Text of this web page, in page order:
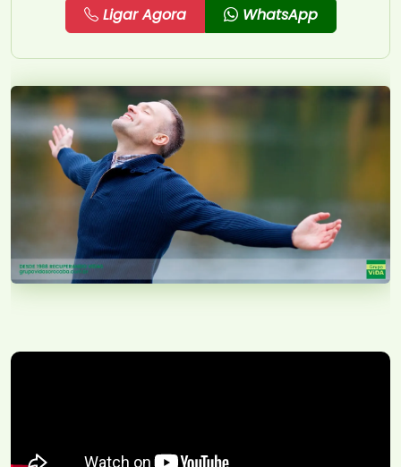
Ligar Agora WhatsApp